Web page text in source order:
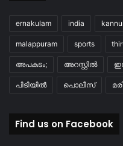
ernakulam india
malappuram sports
അപകടം; അറസ്റ്റിൽ
പിടിയിൽ പൊലീസ്
Find us on Facebook